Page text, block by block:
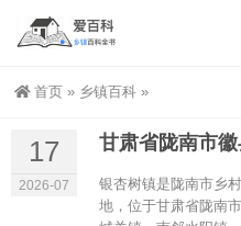
首页 » 乡镇百科 »
17
2026-07
甘肃省陇南市
银杏树镇是陇南市乡
地，位于甘肃省陇南